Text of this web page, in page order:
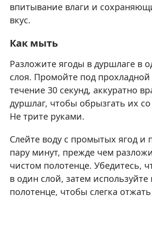
впитывание влаги и
вкус.
Как мыть
Разложите ягоды в дуршлаге в
слоя. Промойте под
течение 30 секунд, аккуратно
дуршлаг, чтобы обрызгать их со
Не трите руками.
Слейте воду с промытых ягод и
пару минут, прежде чем
чистом полотенце. Убедитесь,
в один слой, затем используйте
полотенце, чтобы слегка отжать